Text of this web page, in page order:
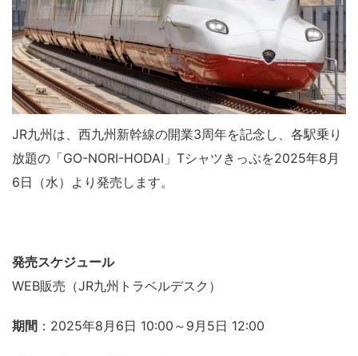
JR九州は、西九州新幹線の開業3周年を記念し、各駅乗り
放題の「GO-NORI-HODAI」Tシャツきっぷを2025年8月
6日（水）より発売します。
発売スケジュール
WEB販売（JR九州トラベルデスク）
期間 ：2025年8月6日 10:00～9月5日 12:00